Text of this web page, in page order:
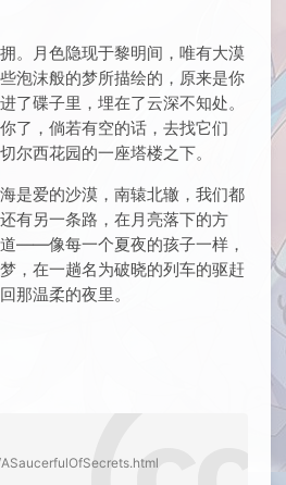
。月色隐现于黎明间，唯有大漠
泡沫般的梦所描绘的，原来是你
了碟子里，埋在了云深不知处。
了，倘若有空的话，去找它们
尔西花园的一座塔楼之下。
是爱的沙漠，南辕北辙，我们都
有另一条路，在月亮落下的方
——像每一个夏夜的孩子一样，
，在一趟名为破晓的列车的驱赶
那温柔的夜里。